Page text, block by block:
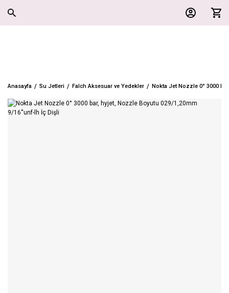
Anasayfa Su Jetleri Falch Aksesuar ve Yedekler Nokta Jet Nozzle 0° 3000